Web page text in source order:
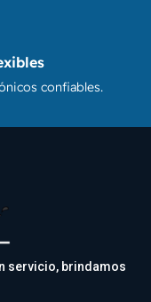
confiables.
servicio, brindamos